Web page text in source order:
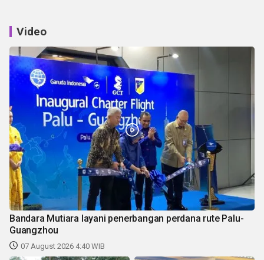
Video
Bandara Mutiara layani penerbangan perdana rute Palu-
Guangzhou
07 August 2026 4:40 WIB